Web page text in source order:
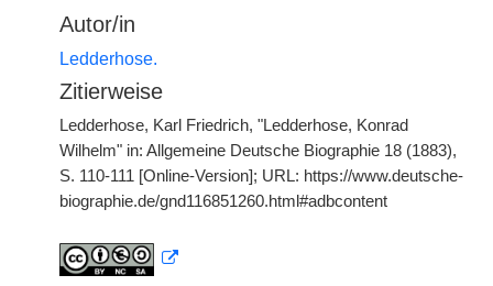
Autor/in
Ledderhose.
Zitierweise
Ledderhose, Karl Friedrich, "Ledderhose, Konrad
Wilhelm" in: Allgemeine Deutsche Biographie 18 (1883),
S. 110-111 [Online-Version]; URL: https://www.deutsche-
biographie.de/gnd116851260.html#adbcontent